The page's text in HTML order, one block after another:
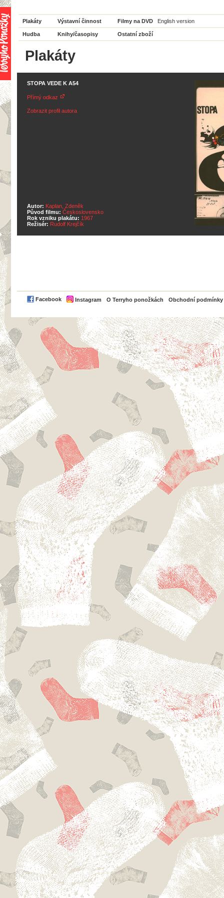
Plakáty Výstavní činnost Filmy na DVD English version
Hudba Knihy/časopisy Ostatní zboží
Plakáty
STOPA VEDE K A54
Přímý odkaz
Zobrazit profil autora
Autor: Kaplan, Zdeněk
Původ filmu: Československo
Rok vzniku plakátu: 1967
Režisér: Rudolf Krejčík
Facebook Instagram O Terryho ponožkách Obchodní podmínky
PayPal